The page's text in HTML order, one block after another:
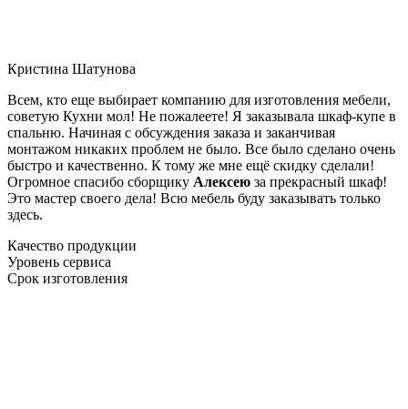
Кристина Шатунова
Всем, кто еще выбирает компанию для изготовления мебели,
советую Кухни мол! Не пожалеете! Я заказывала шкаф-купе в
спальню. Начиная с обсуждения заказа и заканчивая
монтажом никаких проблем не было. Все было сделано очень
быстро и качественно. К тому же мне ещё скидку сделали!
Огромное спасибо сборщику Алексею за прекрасный шкаф!
Это мастер своего дела! Всю мебель буду заказывать только
здесь.
Качество продукции
Уровень сервиса
Срок изготовления